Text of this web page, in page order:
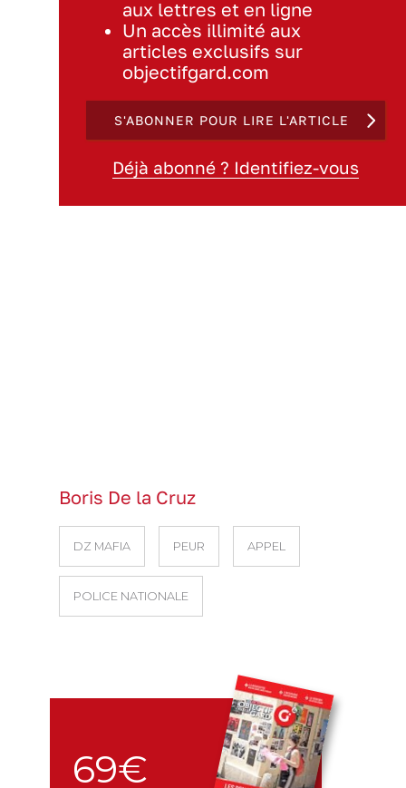
aux lettres et en ligne
Un accès illimité aux
articles exclusifs sur
objectifgard.com
S'ABONNER POUR LIRE L'ARTICLE
Déjà abonné ? Identifiez-vous
Boris De la Cruz
DZ MAFIA PEUR APPEL
POLICE NATIONALE
69€